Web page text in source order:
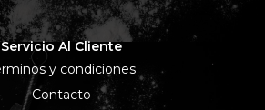
Servicio Al Cliente
y condiciones
Contacto